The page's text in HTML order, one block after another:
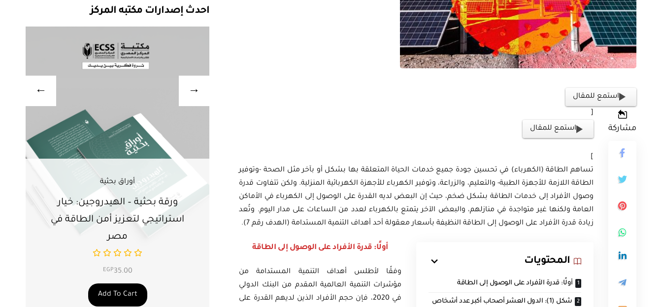
استمع للمقال
مشاركة
[
استمع للمقال
]
تساهم الطاقة (الكهرباء) في تحسين جودة جميع خدمات الحياة المتعلقة بها بشكل أو بآخر مثل الصحة -وتوفير
الطاقة اللازمة للأجهزة الطبية- والتعليم، والزراعة، وتوفير الكهرباء للأجهزة الكهربائية المنزلية. ولكن تتفاوت قدرة
وصول الأفراد إلى خدمات الطاقة بشكل ضخم، حيث إن البعض لديه القدرة على الوصول إلى الكهرباء في الأماكن
العامة ولكنها غير متواجدة في منازلهم، والبعض الآخر يتمتع بالكهرباء لعدد من الساعات على مدار اليوم. وتُعد
زيادة قدرة الأفراد على الوصول إلى الطاقة النظيفة بأسعار معقولة أحد أهداف التنمية المستدامة (الهدف رقم 7).
المحتويات
أولًا: قدرة الأفراد على الوصول إلى الطاقة
شكل (1): الدول العشر أصحاب أكبر عدد أشخاص
أولًا: قدرة الأفراد على الوصول إلى الطاقة
وفقًا لأطلس أهداف التنمية المستدامة من
مؤشرات التنمية العالمية المقدم من البنك الدولي
في 2020، فإن حجم الأفراد الذين لديهم القدرة على
احدث إصدارات مكتبه المركز
أوراق بحثية
ورقة بحثية – الهيدروجين: خيار
استراتيجي لتعزيز أمن الطاقة في
مصر
EGP35.00
Add To Cart
أوراق بحثية
ورقة بحثية - أمن الطاقة المصري:
الغاز والنفط خارطة الموارد
EGP 35.00
Add To Cart
أوراق بحثية
ورقة بحثية – الطاقة المتجددة وتعزيز
العالمية